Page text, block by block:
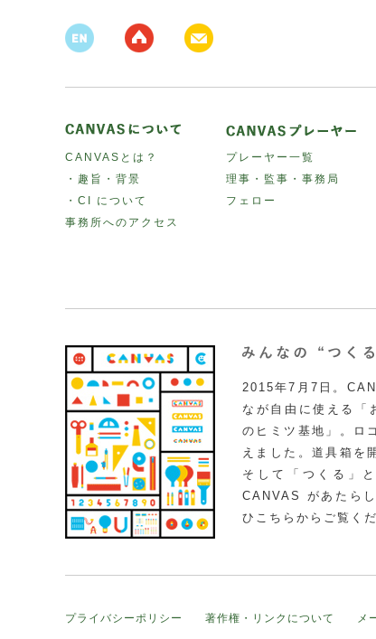
CANVASとは？
・趣旨・背景
・CI について
事務所へのアクセス
プレーヤー一覧
理事・監事・事務局
フェロー
2015年7月7日。
なが自由に使える「
のヒミツ基地」。ロ
えました。道具箱を
そして「つくる」
CANVAS があたら
ひこちらからご覧くだ
プライバシーポリシー 著作権・リンクについて メ